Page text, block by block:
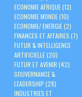
ECONOMIE AFRIQUE(13)
ECONOMIE MONDE(10)
ECONOMIE/ ENERGIE(2)
FINANCES ET AFFAIRES (7)
FUTUR & INTELLIGENCE
ARTIFICIELLE(20)
FUTUR ET AVENIR (42)
GOUVERNANCE &
LEADERSHIP (28)
INDUSTRIES ET